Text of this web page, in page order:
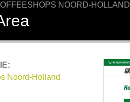
NOORD-HOLLAND
Noord-Holland